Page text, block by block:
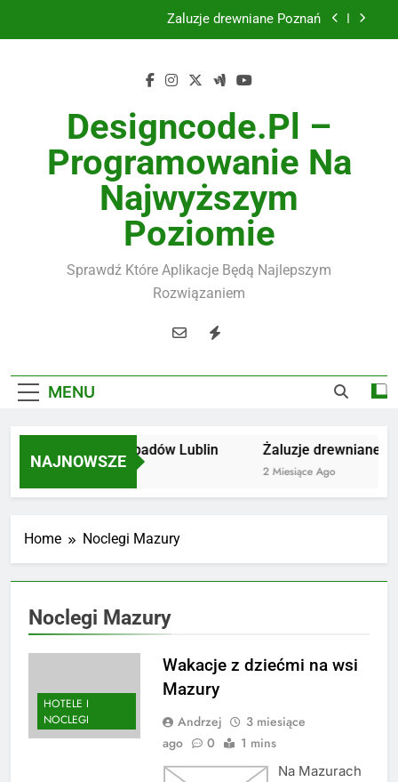
Żaluzje drewniane Poznań
Utylizacja odpadów Lublin
Żaluzje drewniane Poznań
Instalacje elektryczne Gdańsk
Designcode.pl –
Programowanie Na
Najwyższym
Poziomie
Sprawdź Które Aplikacje Będą Najlepszym
Rozwiązaniem
MENU
NAJNOWSZE
Utylizacja odpadów Lublin
2 Miesiące Ago
Żaluzje drewniane
2 Miesiące Ago
Home Noclegi Mazury
Noclegi Mazury
HOTELE I
NOCLEGI
Wakacje z dziećmi na wsi
Mazury
Andrzej
3 miesiące
ago
0 1 mins
Na Mazurach